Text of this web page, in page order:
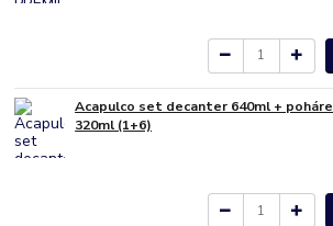
Acapulco set decanter 640ml + poháre
320ml (1+6)